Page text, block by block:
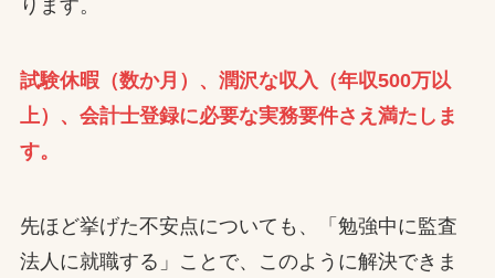
ります。
試験休暇（数か月）、潤沢な収入（年収500万以
上）、会計士登録に必要な実務要件さえ満たしま
す。
先ほど挙げた不安点についても、「勉強中に監査
法人に就職する」ことで、このように解決できま